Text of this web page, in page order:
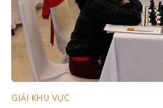
GIẢI KHU VỰC